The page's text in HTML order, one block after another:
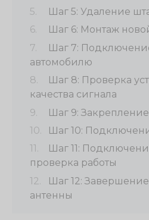
Шаг 5: Удаление
Шаг 6: Монтаж
Шаг 7:
автомобилю
Шаг 8: Проверка
качества сигнала
Шаг 9:
Шаг 10:
Шаг 11:
проверка работы
Шаг 12:
антенны